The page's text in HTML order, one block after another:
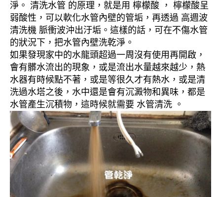
淨。 清洗水管 的原理，就是用 檸檬酸 ， 檸檬酸呈
弱酸性，可以軟化水管內壁的管垢，再透過 高週波
清洗機 脈衝波沖出汙垢。這樣的話，可在不傷水管
的狀況下，把水管內壁洗乾淨。
如果發現家中的水龍頭超過一周沒有使用再開啟，
會有髒水流出的現象，或是流出水量越來越少，熱
水器有時候點不著，或是等很久才有熱水，或是清
洗過水塔之後，水中還是會有沉澱物和異味，都是
水管產生沉積物，這時候就需要 水管清洗 。